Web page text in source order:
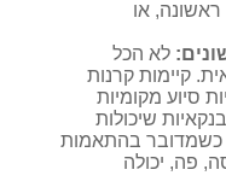
או
לא הכל
קיימות קרנות
סיוע מקומיות
שיכולות
כשמדובר בהתאמות
פה, יכולה